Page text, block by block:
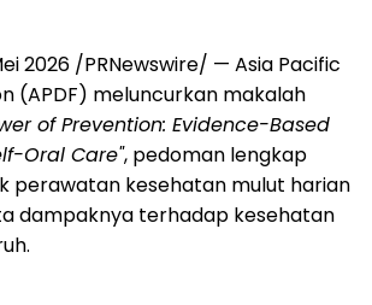
2026 /PRNewswire/ — Asia Pacific
(APDF) meluncurkan makalah
of Prevention: Evidence-Based
Oral Care", pedoman lengkap
perawatan kesehatan mulut harian
dampaknya terhadap kesehatan